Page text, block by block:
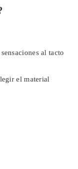
al tacto
el material